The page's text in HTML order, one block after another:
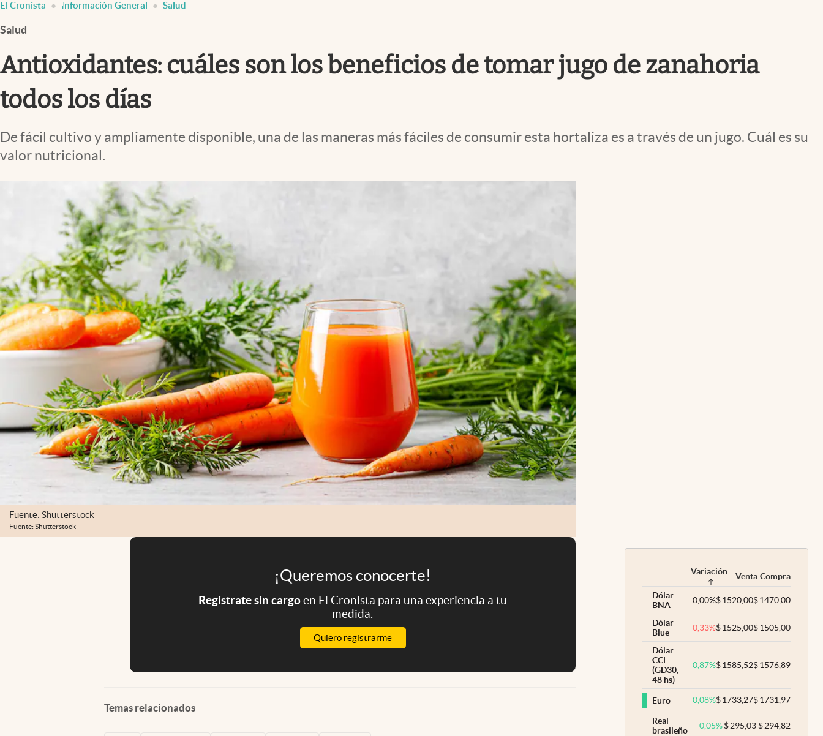
Infotechnology
Clase
Clima
Mundial 2026
Eventos Corporativos
El Cronista Información General Salud
Salud
Antioxidantes: cuáles son los beneficios de tomar jugo de zanahoria
todos los días
De fácil cultivo y ampliamente disponible, una de las maneras más fáciles de consumir esta hortaliza es a través de un jugo. Cuál es su
valor nutricional.
Fuente: Shutterstock
Fuente: Shutterstock
¡Queremos conocerte!
Registrate sin cargoen El Cronista para una experiencia a tu
medida.
Quiero registrarme
Temas relacionados
Variación Venta Compra
Dólar
BNA
0,00%$1520,00$1470,00
Dólar
Blue
-0,33%$1525,00$1505,00
Dólar
CCL
(GD30,
48 hs)
0,87%$1585,52$1576,89
Euro 0,08%$1733,27$1731,97
Real
brasileño
0,05% $295,03 $294,82